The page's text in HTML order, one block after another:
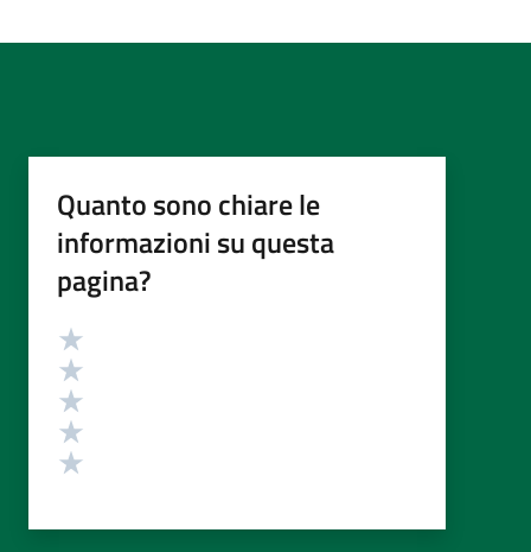
Quanto sono chiare le
informazioni su questa
pagina?
Valutazione